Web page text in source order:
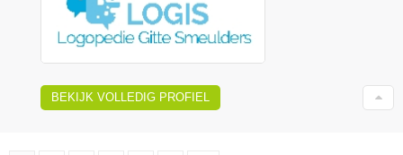
BEKIJK VOLLEDIG PROFIEL